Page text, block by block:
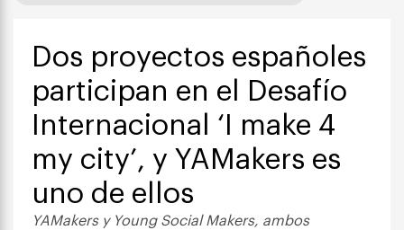
Dos proyectos españoles
participan en el Desafío
Internacional ‘I make 4
my city’, y YAMakers es
uno de ellos
YAMakers y Young Social Makers, ambos